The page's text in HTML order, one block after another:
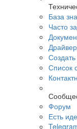
База
Часто
Список
Форум
Есть